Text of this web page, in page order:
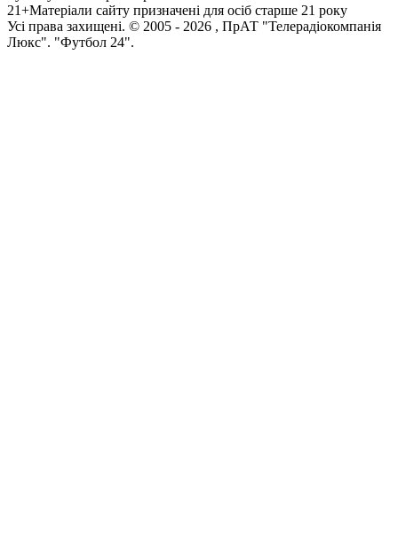
21+Матеріали сайту призначені для осіб старше 21 року
Усi права захищенi. © 2005 - 2026 , ПрАТ "Телерадіокомпанія
Люкс". "Футбол 24".